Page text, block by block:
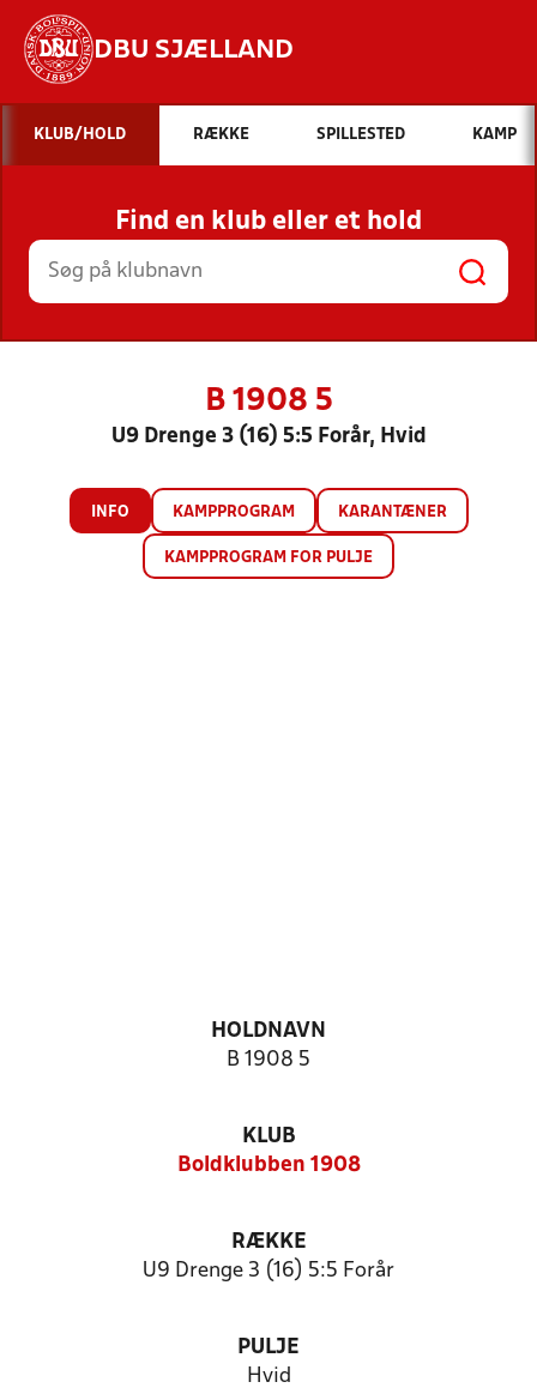
DBU SJÆLLAND
Hvad vil du søge efter?
INDHOLD OG NYHEDER
STILLINGER, RESULTATER, KLUBBER OG
HOLD
KLUB/HOLD RÆKKE SPILLESTED KAMP
Find en klub eller et hold
B 1908 5
U9 Drenge 3 (16) 5:5 Forår, Hvid
INFO KAMPPROGRAM KARANTÆNER
KAMPPROGRAM FOR PULJE
HOLDNAVN
B 1908 5
KLUB
Boldklubben 1908
RÆKKE
U9 Drenge 3 (16) 5:5 Forår
PULJE
Hvid